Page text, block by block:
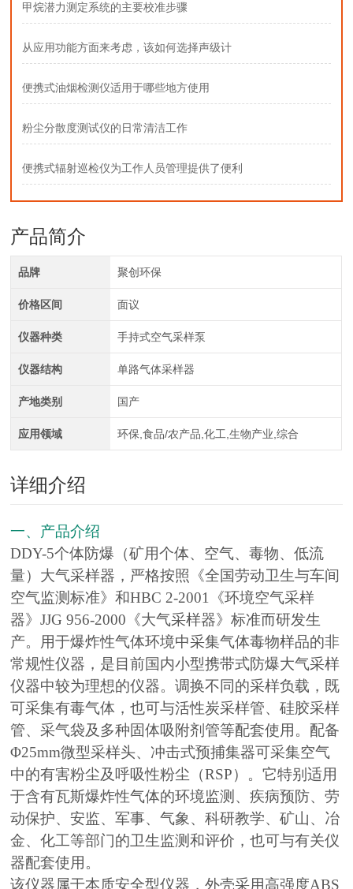
甲烷潜力测定系统的主要校准步骤
从应用功能方面来考虑，该如何选择声级计
便携式油烟检测仪适用于哪些地方使用
粉尘分散度测试仪的日常清洁工作
便携式辐射巡检仪为工作人员管理提供了便利
产品简介
品牌 聚创环保
价格区间 面议
仪器种类 手持式空气采样泵
仪器结构 单路气体采样器
产地类别 国产
应用领域 环保,食品/农产品,化工,生物产业,综合
详细介绍
一、产品介绍
DDY-5个体防爆（矿用个体、空气、毒物、低流
量）大气采样器，严格按照《全国劳动卫生与车间
空气监测标准》和HBC 2-2001《环境空气采样
器》JJG 956-2000《大气采样器》标准而研发生
产。用于爆炸性气体环境中采集气体毒物样品的非
常规性仪器，是目前国内小型携带式防爆大气采样
仪器中较为理想的仪器。调换不同的采样负载，既
可采集有毒气体，也可与活性炭采样管、硅胶采样
管、采气袋及多种固体吸附剂管等配套使用。配备
Φ25mm微型采样头、冲击式预捕集器可采集空气
中的有害粉尘及呼吸性粉尘（RSP）。它特别适用
于含有瓦斯爆炸性气体的环境监测、疾病预防、劳
动保护、安监、军事、气象、科研教学、矿山、冶
金、化工等部门的卫生监测和评价，也可与有关仪
器配套使用。
该仪器属于本质安全型仪器，外壳采用高强度ABS